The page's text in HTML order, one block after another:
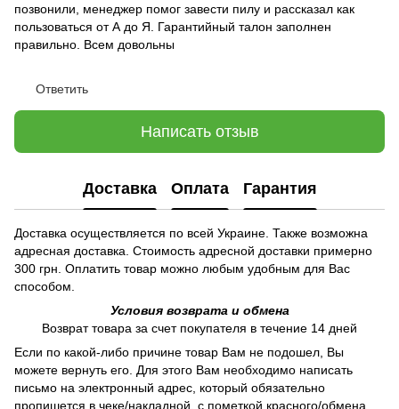
позвонили, менеджер помог завести пилу и рассказал как
пользоваться от А до Я. Гарантийный талон заполнен
правильно. Всем довольны
Ответить
Написать отзыв
Доставка Оплата Гарантия
Доставка осуществляется по всей Украине. Также возможна
адресная доставка. Стоимость адресной доставки примерно
300 грн. Оплатить товар можно любым удобным для Вас
способом.
Условия возврата и обмена
Возврат товара за счет покупателя в течение 14 дней
Если по какой-либо причине товар Вам не подошел, Вы
можете вернуть его. Для этого Вам необходимо написать
письмо на электронный адрес, который обязательно
пропишется в чеке/накладной, с пометкой красного/обмена